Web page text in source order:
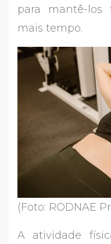
para mantê-los
mais tempo.
(Foto: RODNAE
A atividade